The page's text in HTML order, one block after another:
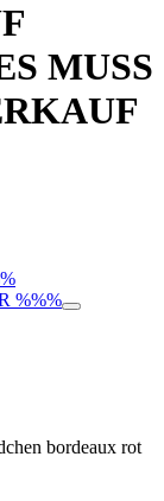
MUSS
%%%
bordeaux rot